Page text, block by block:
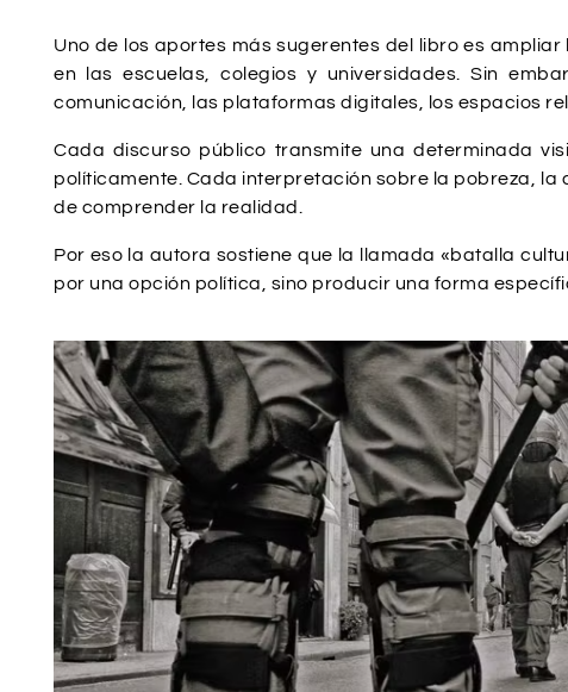
Uno de los aportes más sugerentes del libro es
en las escuelas, colegios y universidades. Sin
comunicación, las plataformas digitales, los espacios
Cada discurso público transmite una determinada
políticamente. Cada interpretación sobre la pobreza,
de comprender la realidad.
Por eso la autora sostiene que la llamada «batalla
por una opción política, sino producir una forma